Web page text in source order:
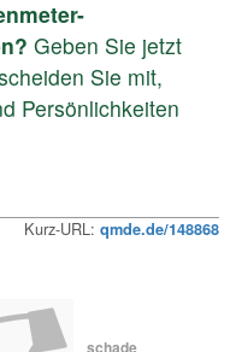
Geben Sie jetzt
Sie mit,
Persönlichkeiten
Kurz-URL: qmde.de/148868
schade